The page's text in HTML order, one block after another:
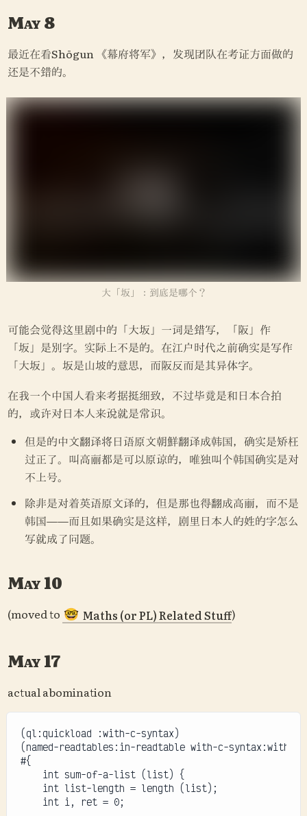
May 8
最近在看Shōgun 《幕府将军》，发现团队在考证方面做的
还是不错的。
大「坂」：到底是哪个？
可能会觉得这里剧中的「大坂」一词是错写，「阪」作
「坂」是别字。实际上不是的。在江户时代之前确实是写作
「大坂」。坂是山坡的意思，而阪反而是其异体字。
在我一个中国人看来考据挺细致，不过毕竟是和日本合拍
的，或许对日本人来说就是常识。
但是的中文翻译将日语原文朝鮮翻译成韩国，确实是矫枉
过正了。叫高丽都是可以原谅的，唯独叫个韩国确实是对
不上号。
除非是对着英语原文译的，但是那也得翻成高丽，而不是
韩国——而且如果确实是这样，剧里日本人的姓的字怎么
写就成了问题。
May 10
(moved to 🤓 Maths (or PL) Related Stuff)
May 17
actual abomination
(ql:quickload :with-c-syntax)
(named-readtables:in-readtable with-c-syntax:with-
#{
    int sum-of-a-list (list) {
    int list-length = length (list);
    int i, ret = 0;